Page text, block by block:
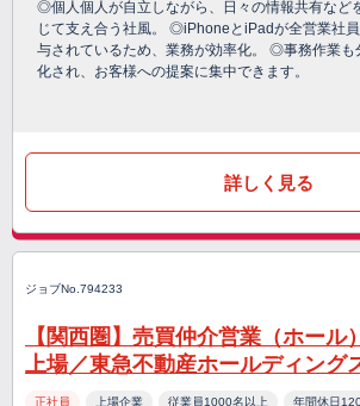
◎個人個人が自立しながら、日々の情報共有など
じて支え合う社風。 ◎iPhoneとiPadが全営業社
与されているため、業務が効率化。 ◎事務作業も
化され、お客様への提案に集中できます。
詳しく見る
ジョブNo.794233
【関西圏】売買仲介営業（ホール
上場／東急不動産ホールディング
正社員 上場企業 従業員1000名以上 年間休日